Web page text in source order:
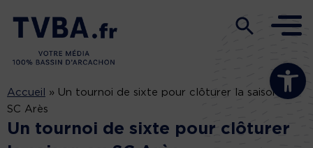
Ouvrir la
Accueil » Un tournoi de sixte pour clôturer la saison au
SC Arès
Un tournoi de sixte pour clôturer